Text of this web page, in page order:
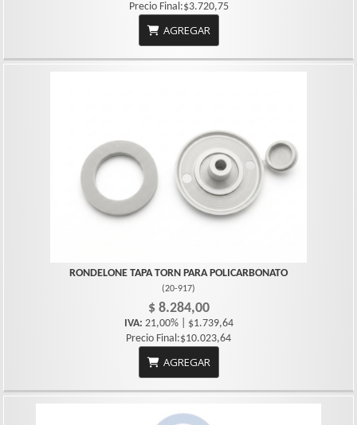
Precio Final:$3.720,75
AGREGAR
RONDELONE TAPA TORN PARA POLICARBONATO
(20-917)
$ 8.284,00
IVA: 21,00% | $1.739,64
Precio Final:$10.023,64
AGREGAR